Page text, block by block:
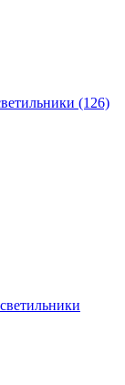
(126)